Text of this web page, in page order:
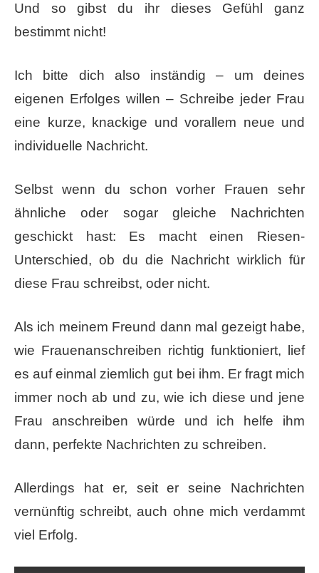
Und so gibst du ihr dieses Gefühl ganz
bestimmt nicht!
Ich bitte dich also inständig – um deines
eigenen Erfolges willen – Schreibe jeder Frau
eine kurze, knackige und vorallem ​neue und
individuelle​ Nachricht.
Selbst wenn du schon vorher Frauen sehr
ähnliche oder sogar gleiche Nachrichten
geschickt hast: Es macht einen Riesen-
Unterschied, ob du die Nachricht wirklich für
diese​ Frau schreibst, oder nicht.
Als ich meinem Freund dann mal gezeigt habe,
wie Frauenanschreiben richtig funktioniert, lief
es auf einmal ziemlich gut bei ihm. Er fragt mich
immer noch ab und zu, wie ich diese und jene
Frau anschreiben würde und ich helfe ihm
dann, perfekte Nachrichten zu schreiben.
Allerdings hat er, seit er seine Nachrichten
vernünftig schreibt, auch ohne mich verdammt
viel Erfolg.